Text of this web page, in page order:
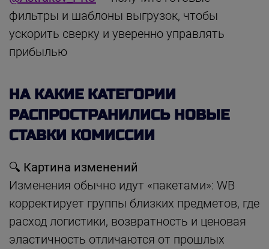
фильтры и шаблоны выгрузок, чтобы
ускорить сверку и уверенно управлять
прибылью
НА КАКИЕ КАТЕГОРИИ
РАСПРОСТРАНИЛИСЬ НОВЫЕ
СТАВКИ КОМИССИИ
🔍 Картина изменений
Изменения обычно идут «пакетами»: WB
корректирует группы близких предметов, где
расход логистики, возвратность и ценовая
эластичность отличаются от прошлых